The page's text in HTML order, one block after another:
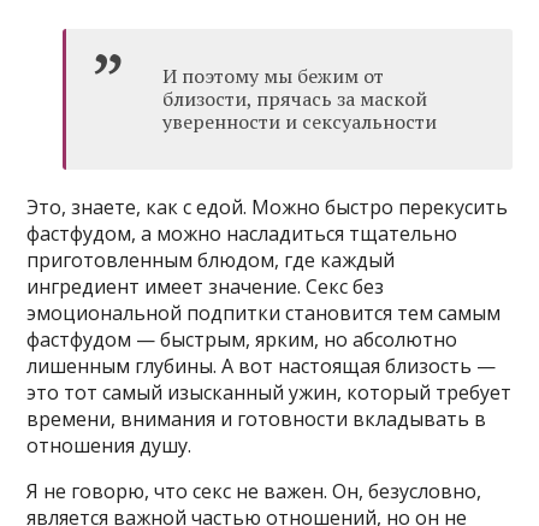
И поэтому мы бежим от
близости, прячась за маской
уверенности и сексуальности
Это, знаете, как с едой. Можно быстро перекусить
фастфудом, а можно насладиться тщательно
приготовленным блюдом, где каждый
ингредиент имеет значение. Секс без
эмоциональной подпитки становится тем самым
фастфудом — быстрым, ярким, но абсолютно
лишенным глубины. А вот настоящая близость —
это тот самый изысканный ужин, который требует
времени, внимания и готовности вкладывать в
отношения душу.
Я не говорю, что секс не важен. Он, безусловно,
является важной частью отношений, но он не